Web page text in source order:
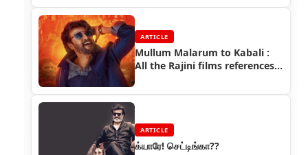
ARTICLE
Mullum Malarum to Kabali :
All the Rajini films references
ARTICLE
க்யாரே! செட்டிங்கா??